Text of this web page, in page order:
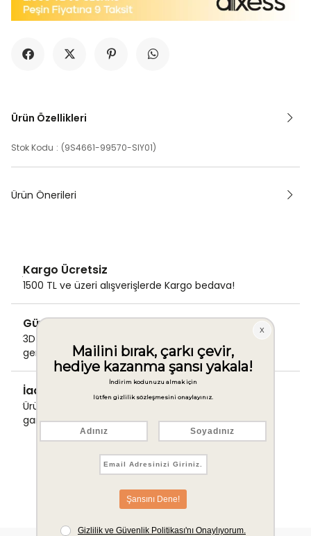
Ürün Özellikleri
Stok Kodu (9S4661-99570-SIY01)
Ürün Önerileri
Kargo Ücretsiz
1500 TL ve üzeri alışverişlerde Kargo bedava!
Güvenli Ödeme
3D Secure ile güvenli ödemenizi
gerçekleştirin.
İade & Değişim Garantisi
Ürünlerinizde sorunsuz iade ve değişim
garantisi.